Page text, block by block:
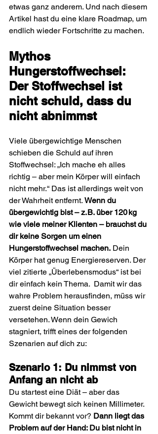
etwas ganz anderem. Und nach diesem
Artikel hast du eine klare Roadmap, um
endlich wieder Fortschritte zu machen.
Mythos
Hungerstoffwechsel:
Der Stoffwechsel ist
nicht schuld, dass du
nicht abnimmst
Viele übergewichtige Menschen
schieben die Schuld auf ihren
Stoffwechsel: „Ich mache eh alles
richtig – aber mein Körper will einfach
nicht mehr.“ Das ist allerdings weit von
der Wahrheit entfernt. Wenn du
übergewichtig bist – z. B. über 120 kg
wie viele meiner Klienten – brauchst du
dir keine Sorgen um einen
Hungerstoffwechsel machen. Dein
Körper hat genug Energiereserven. Der
viel zitierte „Überlebensmodus“ ist bei
dir einfach kein Thema.  Damit wir das
wahre Problem herausfinden, müss wir
zuerst deine Situation besser
versetehen. Wenn dein Gewich
stagniert, trifft eines der folgenden
Szenarien auf dich zu:
Szenario 1: Du nimmst von
Anfang an nicht ab
Du startest eine Diät – aber das
Gewicht bewegt sich keinen Millimeter.
Kommt dir bekannt vor? Dann liegt das
Problem auf der Hand: Du bist nicht in